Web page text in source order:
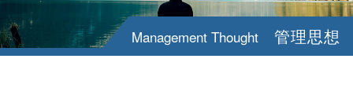
Management Thought 管理思想